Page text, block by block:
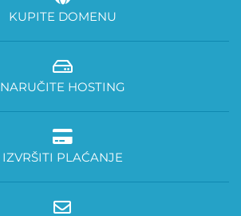
KUPITE DOMENU
NARUČITE HOSTING
IZVRŠITI PLAĆANJE